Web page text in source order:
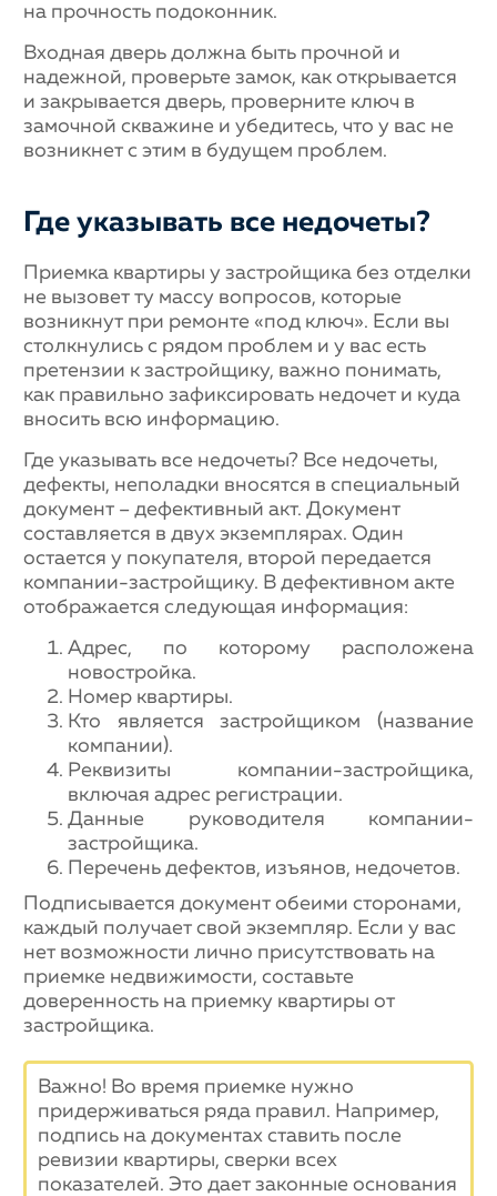
на прочность подоконник.
Входная дверь должна быть прочной и
надежной, проверьте замок, как открывается
и закрывается дверь, проверните ключ в
замочной скважине и убедитесь, что у вас не
возникнет с этим в будущем проблем.
Где указывать все недочеты?
Приемка квартиры у застройщика без отделки
не вызовет ту массу вопросов, которые
возникнут при ремонте «под ключ». Если вы
столкнулись с рядом проблем и у вас есть
претензии к застройщику, важно понимать,
как правильно зафиксировать недочет и куда
вносить всю информацию.
Где указывать все недочеты? Все недочеты,
дефекты, неполадки вносятся в специальный
документ – дефективный акт. Документ
составляется в двух экземплярах. Один
остается у покупателя, второй передается
компании-застройщику. В дефективном акте
отображается следующая информация:
Адрес, по которому расположена
новостройка.
Номер квартиры.
Кто является застройщиком (название
компании).
Реквизиты компании-застройщика,
включая адрес регистрации.
Данные руководителя компании-
застройщика.
Перечень дефектов, изъянов, недочетов.
Подписывается документ обеими сторонами,
каждый получает свой экземпляр. Если у вас
нет возможности лично присутствовать на
приемке недвижимости, составьте
доверенность на приемку квартиры от
застройщика.
Важно! Во время приемке нужно
придерживаться ряда правил. Например,
подпись на документах ставить после
ревизии квартиры, сверки всех
показателей. Это дает законные основания